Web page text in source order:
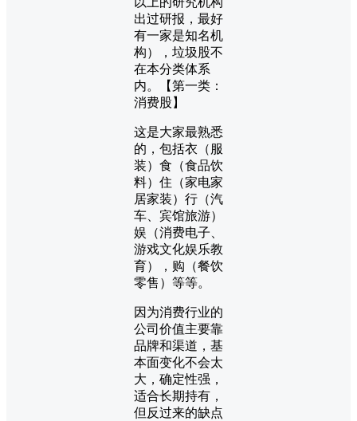
出过研报，最好
有一家是知名机
构），垃圾股不
在本分类体系
内。【第一类：
消费股】
这是大家最熟悉
的，包括衣（服
装）食（食品饮
料）住（家电家
居家装）行（汽
车、宾馆旅游）
娱（消费电子、
游戏文化娱乐教
育），购（餐饮
零售）等等。
因为消费行业的
公司价值主要靠
品牌和渠道，基
本面变化不会太
大，确定性强，
适合长期持有，
但反过来的缺点